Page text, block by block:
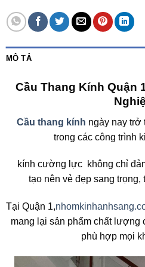
MÔ TẢ
Cầu Thang Kính Quận
Cầu thang kính ngày nay trở
trong các công trình
kính cường lực không chỉ
tạo nên vẻ đẹp sang trọng,
Tại Quận 1,
mang lại sản phẩm chất lượng
phù hợp mọi